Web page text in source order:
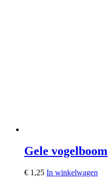
Gele vogelboom
€ 1,25 In winkelwagen